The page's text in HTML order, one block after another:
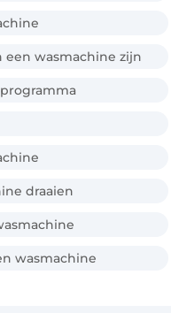
een wasmachine zijn
draaien
wasmachine